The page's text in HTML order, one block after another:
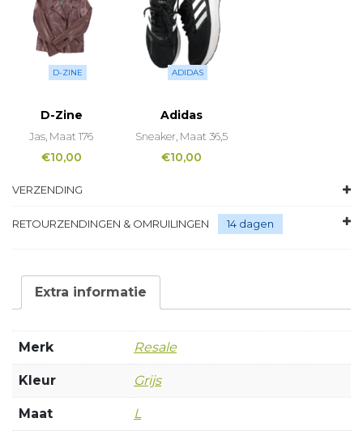
D-ZINE
D-Zine
Jas, Maat 176
€10,00
ADIDAS
Adidas
Sneaker, Maat 36,5
€10,00
VERZENDING
RETOURZENDINGEN & OMRUILINGEN 14 dagen
Extra informatie
Merk Resale
Kleur Grijs
Maat L